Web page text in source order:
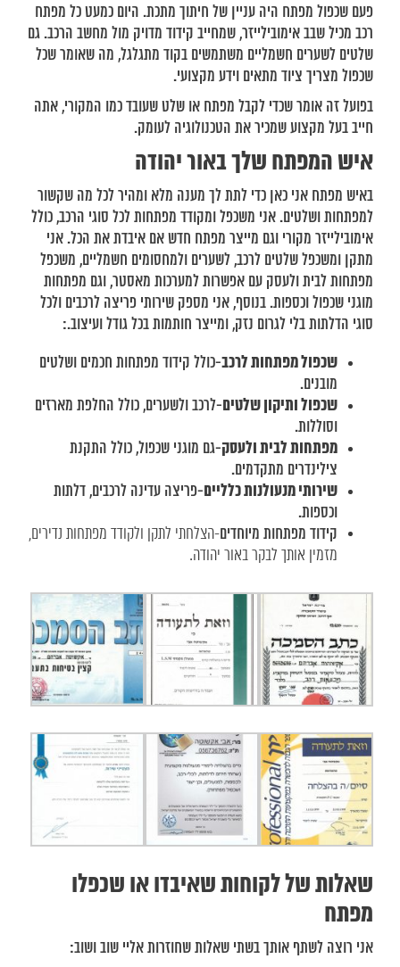
פעם שכפול מפתח היה עניין של חיתוך מתכת. היום כמעט כל מפתח
רכב מכיל שבב אימובילייזר, שמחייב קידוד מדויק מול מחשב הרכב. גם
שלטים לשערים חשמליים משתמשים בקוד מתגלגל, מה שאומר שכל
שכפול מצריך ציוד מתאים וידע מקצועי.
בפועל זה אומר שכדי לקבל מפתח או שלט שעובד כמו המקורי, אתה
חייב בעל מקצוע שמכיר את הטכנולוגיה לעומק.
איש המפתח שלך באור יהודה
באיש מפתח אני כאן כדי לתת לך מענה מלא ומהיר לכל מה שקשור
למפתחות ושלטים. אני משכפל ומקודד מפתחות לכל סוגי הרכב, כולל
אימובילייזר מקורי וגם מייצר מפתח חדש אם איבדת את הכל. אני
מתקן ומשכפל שלטים לרכב, לשערים ולמחסומים חשמליים, משכפל
מפתחות לבית ולעסק עם אפשרות למערכות מאסטר, וגם מפתחות
מוגני שכפול וכספות. בנוסף, אני מספק שירותי פריצה לרכבים ולכל
סוגי הדלתות בלי לגרום נזק, ומייצר חותמות בכל גודל ועיצוב.:
שכפול מפתחות לרכב-כולל קידוד מפתחות חכמים ושלטים
מובנים.
שכפול ותיקון שלטים-לרכב ולשערים, כולל החלפת מארזים
וסוללות.
מפתחות לבית ולעסק-גם מוגני שכפול, כולל התקנת
צילינדרים מתקדמים.
שירותי מנעולנות כלליים-פריצה עדינה לרכבים, דלתות
וכספות.
קידוד מפתחות מיוחדים-הצלחתי לתקן ולקודד מפתחות נדירים,
מזמין אותך לבקר באור יהודה.
שאלות של לקוחות שאיבדו או שכפלו
מפתח
אני רוצה לשתף אותך בשתי שאלות שחוזרות אליי שוב ושוב: